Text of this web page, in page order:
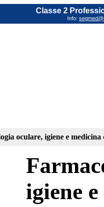
Classe 2
Info:
oculare, igiene e medicina
igiene